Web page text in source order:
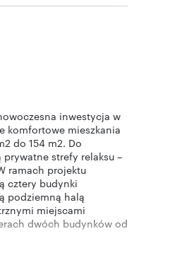
inwestycja w
komfortowe mieszkania
do 154 m2. Do
strefy relaksu –
ramach projektu
cztery budynki
podziemną halą
miejscami
dwóch budynków od
wykończenia pod